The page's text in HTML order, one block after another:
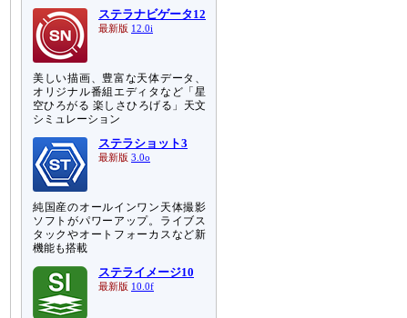
ステラナビゲータ12
最新版 12.0i
美しい描画、豊富な天体データ、
オリジナル番組エディタなど「星
空ひろがる 楽しさひろげる」天文
シミュレーション
ステラショット3
最新版 3.0o
純国産のオールインワン天体撮影
ソフトがパワーアップ。ライブス
タックやオートフォーカスなど新
機能も搭載
ステライメージ10
最新版 10.0f